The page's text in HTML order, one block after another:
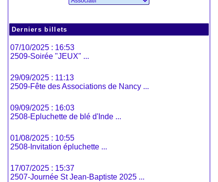
Derniers billets
07/10/2025 : 16:53
2509-Soirée "JEUX" ...
29/09/2025 : 11:13
2509-Fête des Associations de Nancy ...
09/09/2025 : 16:03
2508-Epluchette de blé d'Inde ...
01/08/2025 : 10:55
2508-Invitation épluchette ...
17/07/2025 : 15:37
2507-Journée St Jean-Baptiste 2025 ...